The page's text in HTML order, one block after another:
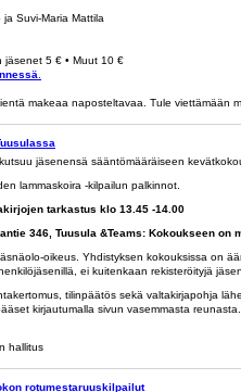
Suvi-Maria Mattila
jäsenet 5 € • Muut 10 €
makeaa naposteltavaa. Tule viettämään
jäsenensä sääntömääräiseen
lammaskoira -kilpailun palkinnot.
tarkastus klo 13.45 -14.00
346, Tuusula &Teams: Kokoukseen
oikeus. Yhdistyksen kokouksissa on
ei kuitenkaan rekisteröityjä
tilinpäätös sekä valtakirjapohja
kirjautumalla sivun vasemmasta
hallitus
rotumestaruuskilpailut